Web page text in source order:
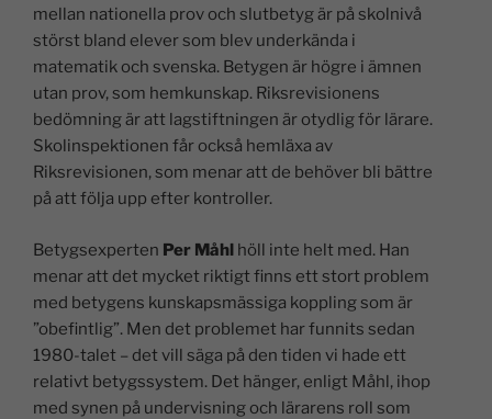
mellan nationella prov och slutbetyg är på skolnivå
störst bland elever som blev underkända i
matematik och svenska. Betygen är högre i ämnen
utan prov, som hemkunskap. Riksrevisionens
bedömning är att lagstiftningen är otydlig för lärare.
Skolinspektionen får också hemläxa av
Riksrevisionen, som menar att de behöver bli bättre
på att följa upp efter kontroller.
Betygsexperten Per Måhl höll inte helt med. Han
menar att det mycket riktigt finns ett stort problem
med betygens kunskapsmässiga koppling som är
”obefintlig”. Men det problemet har funnits sedan
1980-talet – det vill säga på den tiden vi hade ett
relativt betygssystem. Det hänger, enligt Måhl, ihop
med synen på undervisning och lärarens roll som